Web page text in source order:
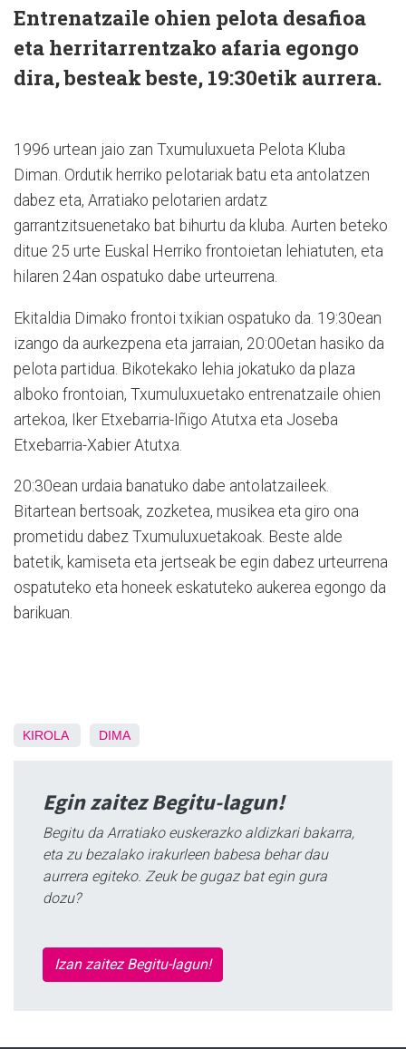
Entrenatzaile ohien pelota desafioa
eta herritarrentzako afaria egongo
dira, besteak beste, 19:30etik aurrera.
1996 urtean jaio zan Txumuluxueta Pelota Kluba
Diman. Ordutik herriko pelotariak batu eta antolatzen
dabez eta, Arratiako pelotarien ardatz
garrantzitsuenetako bat bihurtu da kluba. Aurten beteko
ditue 25 urte Euskal Herriko frontoietan lehiatuten, eta
hilaren 24an ospatuko dabe urteurrena.
Ekitaldia Dimako frontoi txikian ospatuko da. 19:30ean
izango da aurkezpena eta jarraian, 20:00etan hasiko da
pelota partidua. Bikotekako lehia jokatuko da plaza
alboko frontoian, Txumuluxuetako entrenatzaile ohien
artekoa, Iker Etxebarria-Iñigo Atutxa eta Joseba
Etxebarria-Xabier Atutxa.
20:30ean urdaia banatuko dabe antolatzaileek.
Bitartean bertsoak, zozketea, musikea eta giro ona
prometidu dabez Txumuluxuetakoak. Beste alde
batetik, kamiseta eta jertseak be egin dabez urteurrena
ospatuteko eta honeek eskatuteko aukerea egongo da
barikuan.
KIROLA DIMA
Egin zaitez Begitu-lagun!
Begitu da Arratiako euskerazko aldizkari bakarra,
eta zu bezalako irakurleen babesa behar dau
aurrera egiteko. Zeuk be gugaz bat egin gura
dozu?
Izan zaitez Begitu-lagun!